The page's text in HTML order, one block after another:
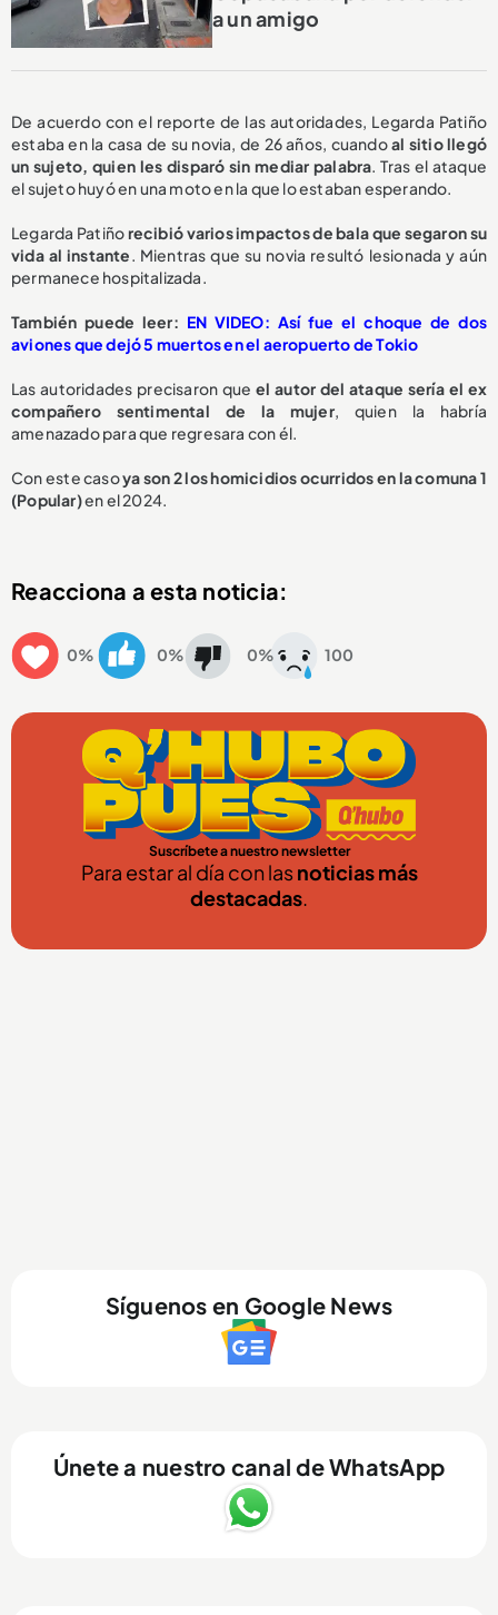
a un amigo
De acuerdo con el reporte de las autoridades, Legarda Patiño
estaba en la casa de su novia, de 26 años, cuandoal sitio llegó
un sujeto, quien les disparó sin mediar palabra . Tras el ataque
el sujeto huyó en una moto en la que lo estaban esperando.
Legarda Patiñorecibió varios impactos de bala que segaron su
vida al instante . Mientras que su novia resultó lesionada y aún
permanece hospitalizada.
También puede leer: EN VIDEO: Así fue el choque de dos
aviones que dejó 5 muertos en el aeropuerto de Tokio
Las autoridades precisaron queel autor del ataque sería el ex
compañero sentimental de la mujer, quien la habría
amenazado para que regresara con él.
Con este casoya son 2 los homicidios ocurridos en la comuna 1
(Popular)en el 2024.
Reacciona a esta noticia:
0% 0% 0% 100
Suscríbete a nuestro newsletter
Para estar al día con lasnoticias más
destacadas
Síguenos en Google News
Únete a nuestro canal de WhatsApp